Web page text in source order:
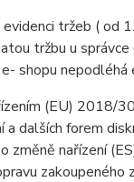
tržeb ( od
tržbu u
shopu nepodléhá
(EU) 2018/
a dalších forem
změně nařízení